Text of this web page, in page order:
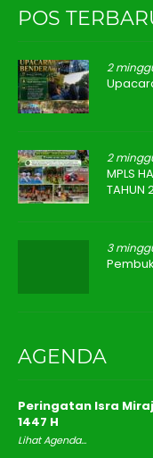
POS
2
2
MPLS
TAHUN
3
AGENDA
Peringatan Isra
1447 H
Lihat Agenda...